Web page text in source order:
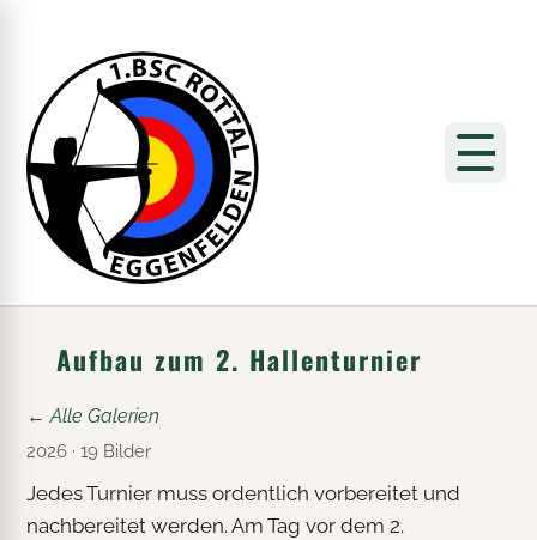
Aufbau zum 2. Hallenturnier
← Alle Galerien
2026 · 19 Bilder
Jedes Turnier muss ordentlich vorbereitet und
nachbereitet werden. Am Tag vor dem 2.